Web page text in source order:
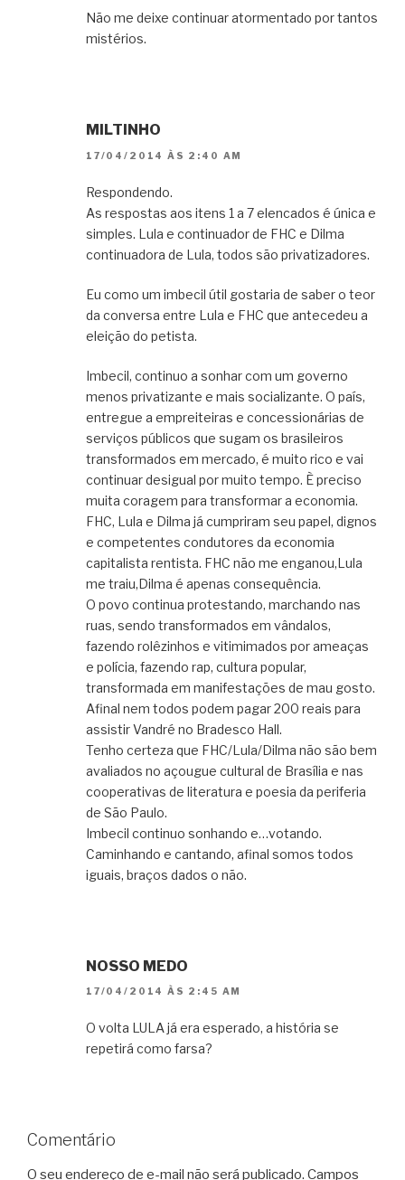
Não me deixe continuar atormentado por tantos
mistérios.
MILTINHO
17/04/2014 ÀS 2:40 AM
Respondendo.
As respostas aos itens 1 a 7 elencados é única e
simples. Lula e continuador de FHC e Dilma
continuadora de Lula, todos são privatizadores.
Eu como um imbecil útil gostaria de saber o teor
da conversa entre Lula e FHC que antecedeu a
eleição do petista.
Imbecil, continuo a sonhar com um governo
menos privatizante e mais socializante. O país,
entregue a empreiteiras e concessionárias de
serviços públicos que sugam os brasileiros
transformados em mercado, é muito rico e vai
continuar desigual por muito tempo. È preciso
muita coragem para transformar a economia.
FHC, Lula e Dilma já cumpriram seu papel, dignos
e competentes condutores da economia
capitalista rentista. FHC não me enganou,Lula
me traiu,Dilma é apenas consequência.
O povo continua protestando, marchando nas
ruas, sendo transformados em vândalos,
fazendo rolêzinhos e vitimimados por ameaças
e polícia, fazendo rap, cultura popular,
transformada em manifestações de mau gosto.
Afinal nem todos podem pagar 200 reais para
assistir Vandré no Bradesco Hall.
Tenho certeza que FHC/Lula/Dilma não são bem
avaliados no açougue cultural de Brasília e nas
cooperativas de literatura e poesia da periferia
de São Paulo.
Imbecil continuo sonhando e…votando.
Caminhando e cantando, afinal somos todos
iguais, braços dados o não.
NOSSO MEDO
17/04/2014 ÀS 2:45 AM
O volta LULA já era esperado, a história se
repetirá como farsa?
Comentário
O seu endereço de e-mail não será publicado. Campos